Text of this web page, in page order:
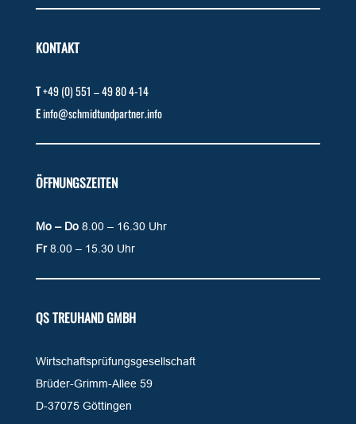
KONTAKT
T+49 (0) 551 – 49 80 4-14
Einfo@schmidtundpartner.info
ÖFFNUNGSZEITEN
Mo – Do8.00 – 16.30 Uhr
Fr8.00 – 15.30 Uhr
QS TREUHAND GMBH
Wirtschaftsprüfungsgesellschaft
Brüder-Grimm-Allee 59
D-37075 Göttingen